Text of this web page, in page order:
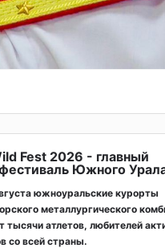
Fest 2026 - главный
Южного
южноуральские курорты
металлургического
тысячи атлетов, любителей
со всей страны.